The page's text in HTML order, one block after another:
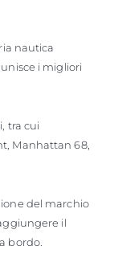
nautica
i migliori
tra cui
Manhattan 68,
del marchio
il
bordo.